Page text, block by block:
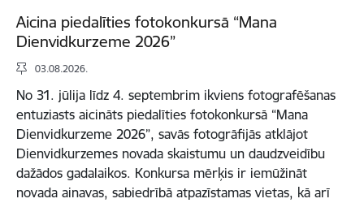
Aicina piedalīties fotokonkursā “Mana
Dienvidkurzeme 2026”
03.08.2026.
No 31. jūlija līdz 4. septembrim ikviens fotografēšanas
entuziasts aicināts piedalīties fotokonkursā “Mana
Dienvidkurzeme 2026”, savās fotogrāfijās atklājot
Dienvidkurzemes novada skaistumu un daudzveidību
dažādos gadalaikos. Konkursa mērķis ir iemūžināt
novada ainavas, sabiedrībā atpazīstamas vietas, kā arī